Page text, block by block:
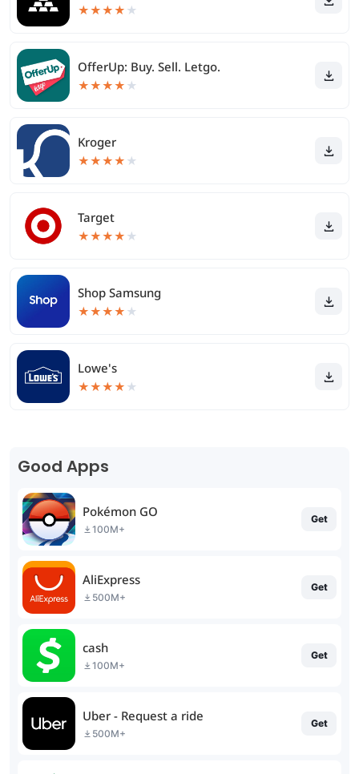
★★★★ ★
OfferUp: Buy. Sell. Letgo.
★★★★ ★
Kroger
★★★★ ★
Target
★★★★ ★
Shop Samsung
★★★★ ★
Lowe's
★★★★ ★
Good Apps
Pokémon GO
100M+
Get
AliExpress
500M+
Get
cash
100M+
Get
Uber - Request a ride
500M+
Get